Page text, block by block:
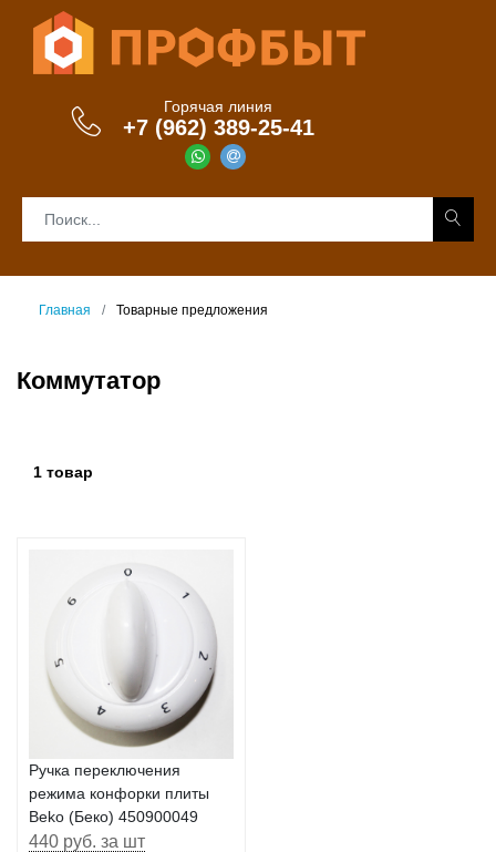
Горячая линия
+7 (962) 389-25-41
Главная Товарные предложения
Коммутатор
1 товар
Ручка переключения
режима конфорки плиты
Beko (Беко) 450900049
440 руб. за шт